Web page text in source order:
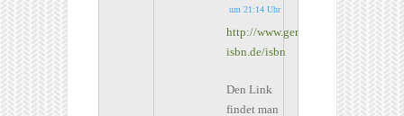
um 21:14 Uhr
http://www.german-
isbn.de/isbn
Den Link
findet man